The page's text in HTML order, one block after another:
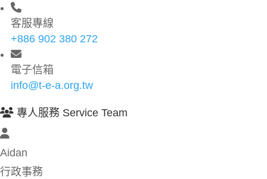
客服專線
+886 902 380 272
電子信箱
info@t-e-a.org.tw
專人服務 Service Team
Aidan
行政事務